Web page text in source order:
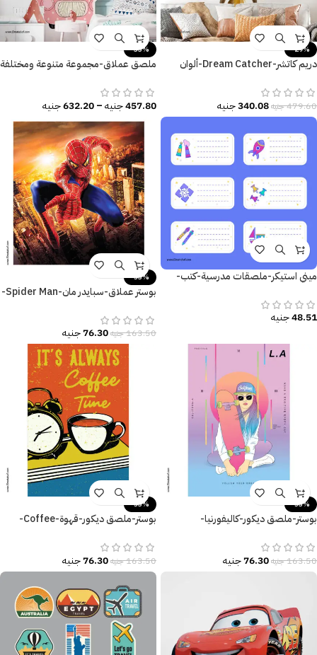
-29%
دريم كاتشر-Dream Catcher-ألوان
479.60جنيه340.08جنيه
-33%
ملصق عملاق-مجموعة متنوعة ومختلفة
457.80جنيه–
632.20جنيه
ميني استيكر-ملصقات مدرسية-كتب-
48.51جنيه
-53%
بوستر عملاق-سبايدر مان-Spider Man-
163.50جنيه76.30جنيه
-53%
بوستر-ملصق ديكور-كاليفورنيا-
Dream
163.50جنيه76.30جنيه
-53%
بوستر-ملصق ديكور-قهوة-Coffee-
163.50جنيه76.30جنيه